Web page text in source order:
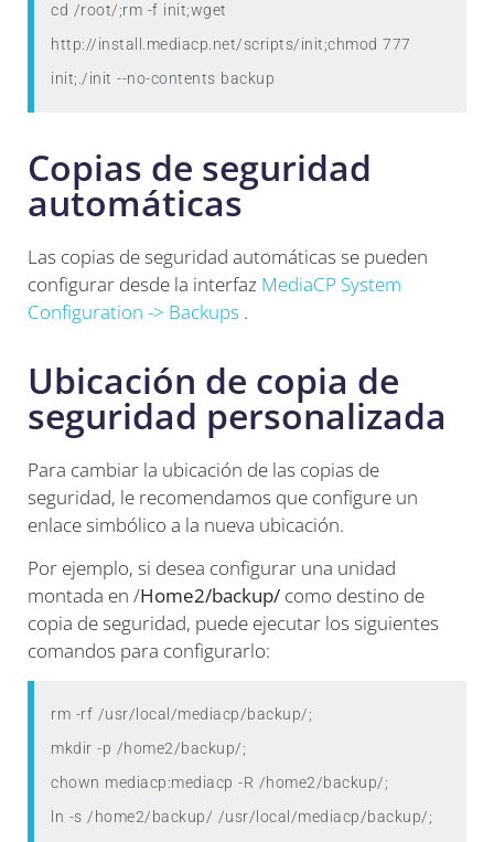
cd /root/;rm -f init;wget
http://install.mediacp.net/scripts/init;chmod 777
init;./init --no-contents backup
Copias de seguridad
automáticas
Las copias de seguridad automáticas se pueden
configurar desde la interfaz MediaCP System
Configuration -> Backups .
Ubicación de copia de
seguridad personalizada
Para cambiar la ubicación de las copias de
seguridad, le recomendamos que configure un
enlace simbólico a la nueva ubicación.
Por ejemplo, si desea configurar una unidad
montada en /Home2/backup/ como destino de
copia de seguridad, puede ejecutar los siguientes
comandos para configurarlo:
rm -rf /usr/local/mediacp/backup/;
mkdir -p /home2/backup/;
chown mediacp:mediacp -R /home2/backup/;
ln -s /home2/backup/ /usr/local/mediacp/backup/;